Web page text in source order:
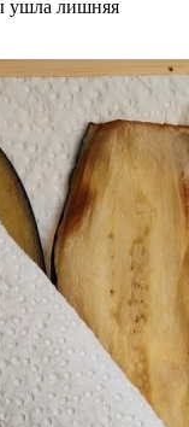
ушла лишняя